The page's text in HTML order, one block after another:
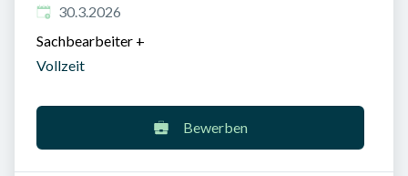
Veröffentlicht am
30.3.2026
Sachbearbeiter +
Vollzeit
Bewerben